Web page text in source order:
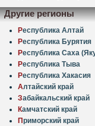
Другие регионы
Республика Алтай
Республика Бурятия
Республика Саха
Республика Тыва
Республика Хакасия
Алтайский край
Забайкальский край
Камчатский край
Приморский край